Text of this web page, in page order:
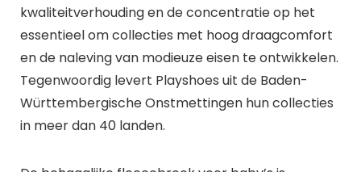
kwaliteitverhouding en de concentratie op het
essentieel om collecties met hoog draagcomfort
en de naleving van modieuze eisen te ontwikkelen.
Tegenwoordig levert Playshoes uit de Baden-
Württembergische Onstmettingen hun collecties
in meer dan 40 landen.